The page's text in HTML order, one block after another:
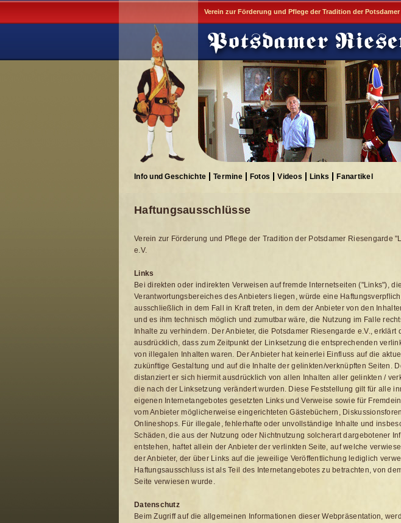
Verein zur Förderung und Pflege der Tradition der
Info und Geschichte Termine Fotos Videos Links Fanartikel
Haftungsausschlüsse
Verein zur Förderung und Pflege der Tradition der Potsdamer Riesengarde
e.V.
Links
Bei direkten oder indirekten Verweisen auf fremde Internetseiten ("Links"),
Verantwortungsbereiches des Anbieters liegen, würde eine
ausschließlich in dem Fall in Kraft treten, in dem der Anbieter von den
und es ihm technisch möglich und zumutbar wäre, die Nutzung im Falle
Inhalte zu verhindern. Der Anbieter, die Potsdamer Riesengarde e.V., erklärt
ausdrücklich, dass zum Zeitpunkt der Linksetzung die entsprechenden
von illegalen Inhalten waren. Der Anbieter hat keinerlei Einfluss auf die
zukünftige Gestaltung und auf die Inhalte der gelinkten/verknüpften Seiten.
distanziert er sich hiermit ausdrücklich von allen Inhalten aller gelinkten /
die nach der Linksetzung verändert wurden. Diese Feststellung gilt für alle
eigenen Internetangebotes gesetzten Links und Verweise sowie für
vom Anbieter möglicherweise eingerichteten Gästebüchern,
Onlineshops. Für illegale, fehlerhafte oder unvollständige Inhalte und
Schäden, die aus der Nutzung oder Nichtnutzung solcherart dargebotener
entstehen, haftet allein der Anbieter der verlinkten Seite, auf welche
der Anbieter, der über Links auf die jeweilige Veröffentlichung lediglich
Haftungsausschluss ist als Teil des Internetangebotes zu betrachten, von
Seite verwiesen wurde.
Datenschutz
Beim Zugriff auf die allgemeinen Informationen dieser Webpräsentation,